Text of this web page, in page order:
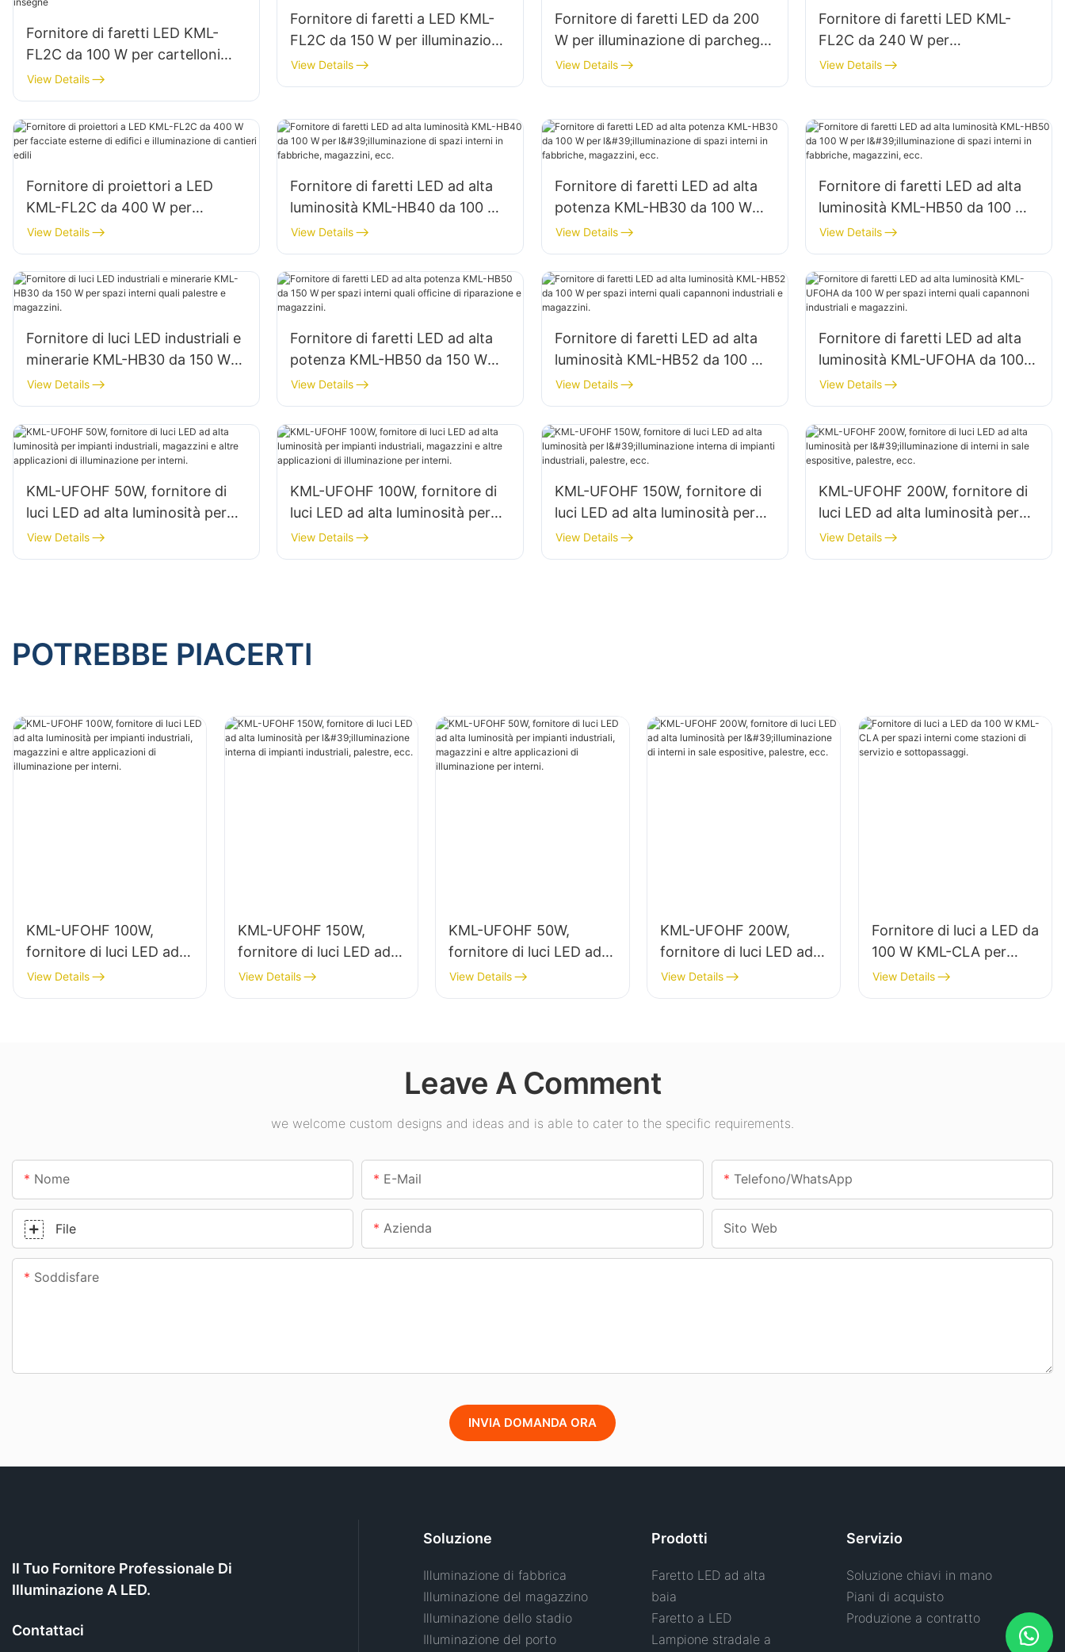
Fornitore di faretti LED KML-
FL2C da 100 W per cartelloni
pubblicitari esterni e
illuminazione di grandi insegne
View Details
Fornitore di faretti a LED KML-
FL2C da 150 W per illuminazione
di pareti e aree esterne
View Details
Fornitore di faretti LED da 200
W per illuminazione di parcheggi
e magazzini esterni KML-FL2C
View Details
Fornitore di faretti LED KML-
FL2C da 240 W per
illuminazione di parcheggi e
magazzini esterni
View Details
Fornitore di proiettori a LED
KML-FL2C da 400 W per
facciate esterne di edifici e
illuminazione di cantieri edili
View Details
Fornitore di faretti LED ad alta
luminosità KML-HB40 da 100 W
per l'illuminazione di spazi
interni in fabbriche, magazzini,
ecc.
View Details
Fornitore di faretti LED ad alta
potenza KML-HB30 da 100 W
per l'illuminazione di spazi
interni in fabbriche, magazzini,
ecc.
View Details
Fornitore di faretti LED ad alta
luminosità KML-HB50 da 100 W
per l'illuminazione di spazi
interni in fabbriche, magazzini,
ecc.
View Details
Fornitore di luci LED industriali e
minerarie KML-HB30 da 150 W
per spazi interni quali palestre e
magazzini.
View Details
Fornitore di faretti LED ad alta
potenza KML-HB50 da 150 W
per spazi interni quali officine di
riparazione e magazzini.
View Details
Fornitore di faretti LED ad alta
luminosità KML-HB52 da 100 W
per spazi interni quali capannoni
industriali e magazzini.
View Details
Fornitore di faretti LED ad alta
luminosità KML-UFOHA da 100
W per spazi interni quali
capannoni industriali e
magazzini.
View Details
KML-UFOHF 50W, fornitore di
luci LED ad alta luminosità per
impianti industriali, magazzini e
altre applicazioni di illuminazione
View Details
KML-UFOHF 100W, fornitore di
luci LED ad alta luminosità per
impianti industriali, magazzini e
altre applicazioni di illuminazione
View Details
KML-UFOHF 150W, fornitore di
luci LED ad alta luminosità per
l'illuminazione interna di impianti
industriali, palestre, ecc.
View Details
KML-UFOHF 200W, fornitore di
luci LED ad alta luminosità per
l'illuminazione di interni in sale
espositive, palestre, ecc.
View Details
POTREBBE PIACERTI
KML-UFOHF 100W,
fornitore di luci LED ad
alta luminosità per
impianti industriali,
View Details
KML-UFOHF 150W,
fornitore di luci LED ad
alta luminosità per
l'illuminazione interna di
View Details
KML-UFOHF 50W,
fornitore di luci LED ad
alta luminosità per
impianti industriali,
View Details
KML-UFOHF 200W,
fornitore di luci LED ad
alta luminosità per
l'illuminazione di interni
View Details
Fornitore di luci a LED da
100 W KML-CLA per
spazi interni come
stazioni di servizio e
View Details
Leave A Comment
we welcome custom designs and ideas and is able to cater to the specific requirements.
Nome E-Mail Telefono/WhatsApp
File Azienda Sito Web
Soddisfare
INVIA DOMANDA ORA
Il Tuo Fornitore Professionale Di
Illuminazione A LED.
Contattaci
Soluzione
Illuminazione di fabbrica
Illuminazione del magazzino
Illuminazione dello stadio
Illuminazione del porto
Prodotti
Faretto LED ad alta
baia
Faretto a LED
Lampione stradale a
Servizio
Soluzione chiavi in ​​mano
Piani di acquisto
Produzione a contratto